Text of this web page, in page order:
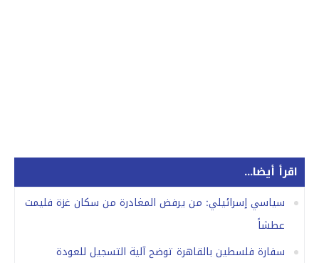
اقرأ أيضا...
سياسي إسرائيلي: من يرفض المغادرة من سكان غزة فليمت
عطشاً
سفارة فلسطين بالقاهرة توضح آلية التسجيل للعودة